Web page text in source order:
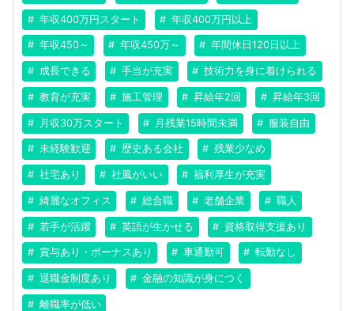
年収400万円スタート 年収400万円以上
年収450～ 年収450万～ 年間休日120日以上
成長できる 手当が充実 技術力を身に着けられる
教育が充実 施工管理 昇給年2回 昇給年3回
月収30万スタート 月残業15時間未満 服装自由
未経験歓迎 歴史ある会社 残業少なめ
社宅あり 社風がいい 福利厚生が充実
綺麗なオフィス 総合職 老舗企業 職人
若手が活躍 英語が生かせる 資格取得支援あり
賞与あり・ボーナスあり 車通勤可 転勤なし
退職金制度あり 金融の知識が身につく
離職率が低い